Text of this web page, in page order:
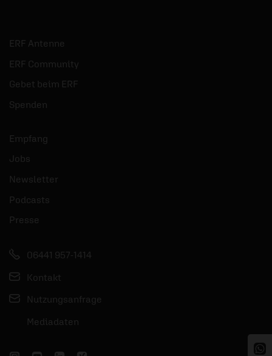
ERF Antenne
ERF Community
Gebet beim ERF
Spenden
Empfang
Jobs
Newsletter
Podcasts
Presse
06441 957-1414
Kontakt
Nutzungsanfrage
Mediadaten